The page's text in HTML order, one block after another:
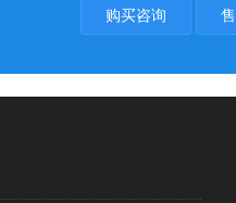
购买咨询